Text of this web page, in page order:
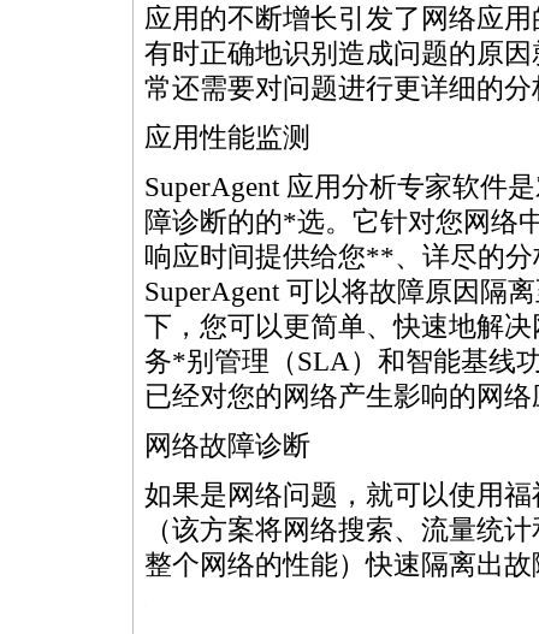
应用的不断增长引发了网络应
有时正确地识别造成问题的原
常还需要对问题进行更详细的分
应用性能监测
SuperAgent 应用分析专家软件
障诊断的的*选。它针对您网络
响应时间提供给您**、详尽的
SuperAgent 可以将故障原因隔
下，您可以更简单、快速地解
务*别管理（SLA）和智能基线
已经对您的网络产生影响的网
网络故障诊断
如果是网络问题，就可以使用
（该方案将网络搜索、流量统
整个网络的性能）快速隔离出